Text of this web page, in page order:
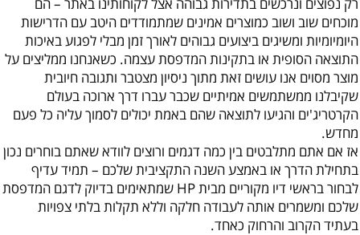
מוכחים שוב ושוב כמוצרים אמינים שמתמודדים היטב עם הדרישות
היומיומיות ומשיגים ביצועים גבוהים לאורך זמן מבלי לפגוע באיכות
התוצאה הסופית או בתקינות המדפסת עצמה. כשאנחנו ממליצים על
מוצר מסוים אנו עושים זאת מתוך ניסיון מצטבר ותגובה חיובית
שקיבלנו ממשתמשים אמיתיים שכבר עברו דרך ארוכה בעולם
הקרטריג'ים והגיעו לתוצאה שהם באמת יכולים לסמוך עליה כל פעם
מחדש.
אז אם אתם מתלבטים בין כמה דגמים ורוצים לוודא שאתם בוחרים נכון
בתחילת הדרך או באמצע השנה התקציבית שלכם – תמיד עדיף
לבחור בראשי דיו מקוריים מבית HP שמתאימים בדיוק לדגם המדפסת
שלכם ומשמרים אותה לעבודה חלקה וללא תקלות בלתי צפויות
בעתיד הקרוב והרחוק כאחד.